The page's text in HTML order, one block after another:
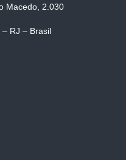
Macedo, 2.030
RJ – Brasil